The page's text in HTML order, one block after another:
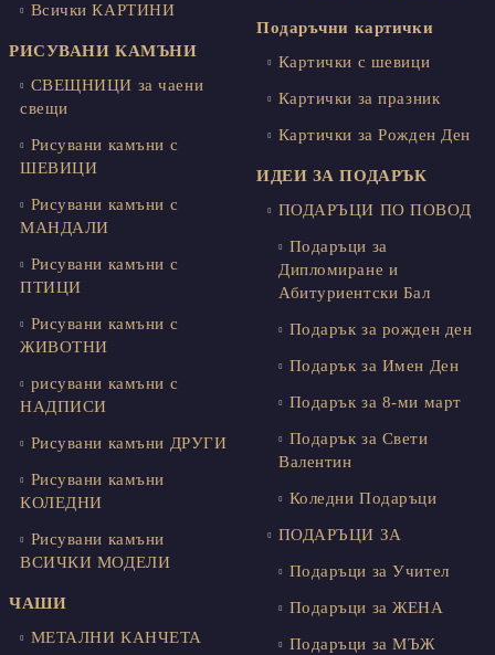
Всички КАРТИНИ
РИСУВАНИ КАМЪНИ
СВЕЩНИЦИ за чаени
свещи
Рисувани камъни с
ШЕВИЦИ
Рисувани камъни с
МАНДАЛИ
Рисувани камъни с
ПТИЦИ
Рисувани камъни с
ЖИВОТНИ
рисувани камъни с
НАДПИСИ
Рисувани камъни ДРУГИ
Рисувани камъни
КОЛЕДНИ
Рисувани камъни
ВСИЧКИ МОДЕЛИ
ЧАШИ
МЕТАЛНИ КАНЧЕТА
Подаръчни картички
Картички с шевици
Картички за празник
Картички за Рожден Ден
ИДЕИ ЗА ПОДАРЪК
ПОДАРЪЦИ ПО ПОВОД
Подаръци за
Дипломиране и
Абитуриентски Бал
Подарък за рожден ден
Подарък за Имен Ден
Подарък за 8-ми март
Подарък за Свети
Валентин
Коледни Подаръци
ПОДАРЪЦИ ЗА
Подаръци за Учител
Подаръци за ЖЕНА
Подаръци за МЪЖ